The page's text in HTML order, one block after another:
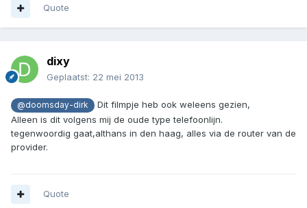
Quote
dixy
Geplaatst: 22 mei 2013
@doomsday-dirk
Dit filmpje heb ook weleens gezien,
Alleen is dit volgens mij de oude type telefoonlijn.
tegenwoordig gaat,althans in den haag, alles via de router van de
provider.
Quote